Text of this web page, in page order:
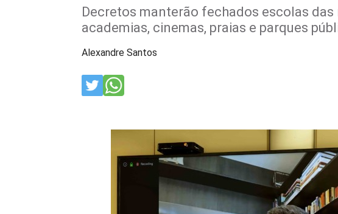
Decretos manterão fechados escolas
academias, cinemas, praias e parques
Alexandre Santos